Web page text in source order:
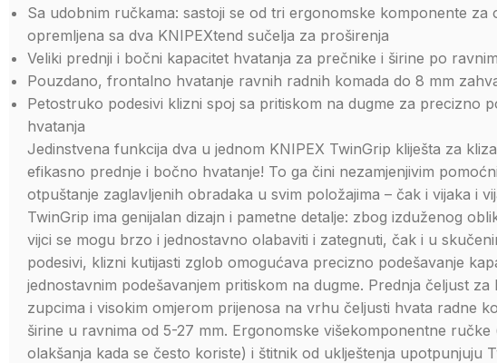
Sa udobnim ručkama: sastoji se od tri ergonomske komponente za
opremljena sa dva KNIPEXtend sučelja za proširenja
Veliki prednji i bočni kapacitet hvatanja za prečnike i širine po
Pouzdano, frontalno hvatanje ravnih radnih komada do 8 mm
Petostruko podesivi klizni spoj sa pritiskom na dugme za precizno
hvatanja
Jedinstvena funkcija dva u jednom KNIPEX TwinGrip kliješta za
efikasno prednje i bočno hvatanje! To ga čini nezamjenjivim
otpuštanje zaglavljenih obradaka u svim položajima – čak i vijaka i
TwinGrip ima genijalan dizajn i pametne detalje: zbog izduženog
vijci se mogu brzo i jednostavno olabaviti i zategnuti, čak i u
podesivi, klizni kutijasti zglob omogućava precizno podešavanje
jednostavnim podešavanjem pritiskom na dugme. Prednja čeljust za
zupcima i visokim omjerom prijenosa na vrhu čeljusti hvata radne
širine u ravnima od 5-27 mm. Ergonomske višekomponentne
olakšanja kada se često koriste) i štitnik od uklještenja upotpunjuju